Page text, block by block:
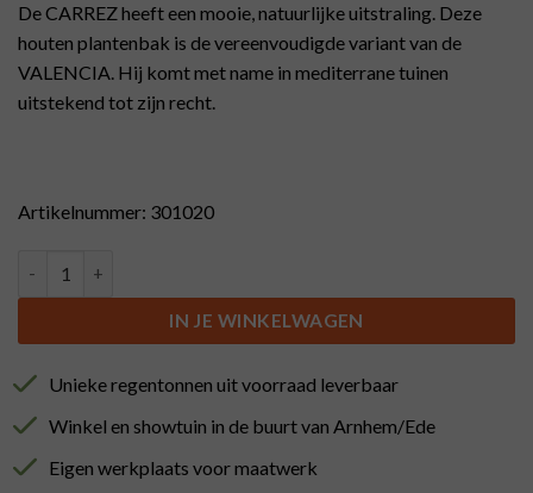
De CARREZ heeft een mooie, natuurlijke uitstraling. Deze
houten plantenbak is de vereenvoudigde variant van de
VALENCIA. Hij komt met name in mediterrane tuinen
uitstekend tot zijn recht.
Artikelnummer: 301020
IN JE WINKELWAGEN
Unieke regentonnen uit voorraad leverbaar
Winkel en showtuin in de buurt van Arnhem/Ede
Eigen werkplaats voor maatwerk